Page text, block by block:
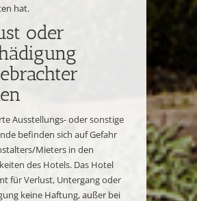
hat.
oder
Ausstellungs- oder sonstige
befinden sich auf Gefahr
Mieters in den
des Hotels. Das Hotel
für Verlust, Untergang oder
keine Haftung, außer bei